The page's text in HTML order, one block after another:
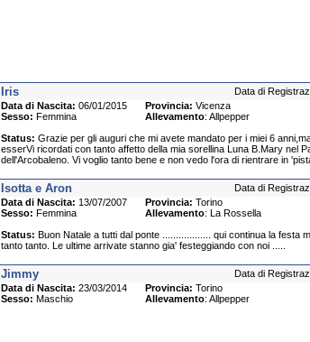
Iris
Data di
Data di Nascita: 06/01/2015 Provincia: Vicenza
Sesso: Femmina Allevamento: Allpepper
Status: Grazie per gli auguri che mi avete mandato per i miei 6
esserVi ricordati con tanto affetto della mia sorellina Luna B.Mary nel
dell'Arcobaleno. Vi voglio tanto bene e non vedo l'ora di rientrare in
Isotta e Aron
Data di
Data di Nascita: 13/07/2007 Provincia: Torino
Sesso: Femmina Allevamento: La Rossella
Status: Buon Natale a tutti dal ponte .................. qui continua la festa
tanto tanto. Le ultime arrivate stanno gia' festeggiando con noi .....
Jimmy
Data di
Data di Nascita: 23/03/2014 Provincia: Torino
Sesso: Maschio Allevamento: Allpepper